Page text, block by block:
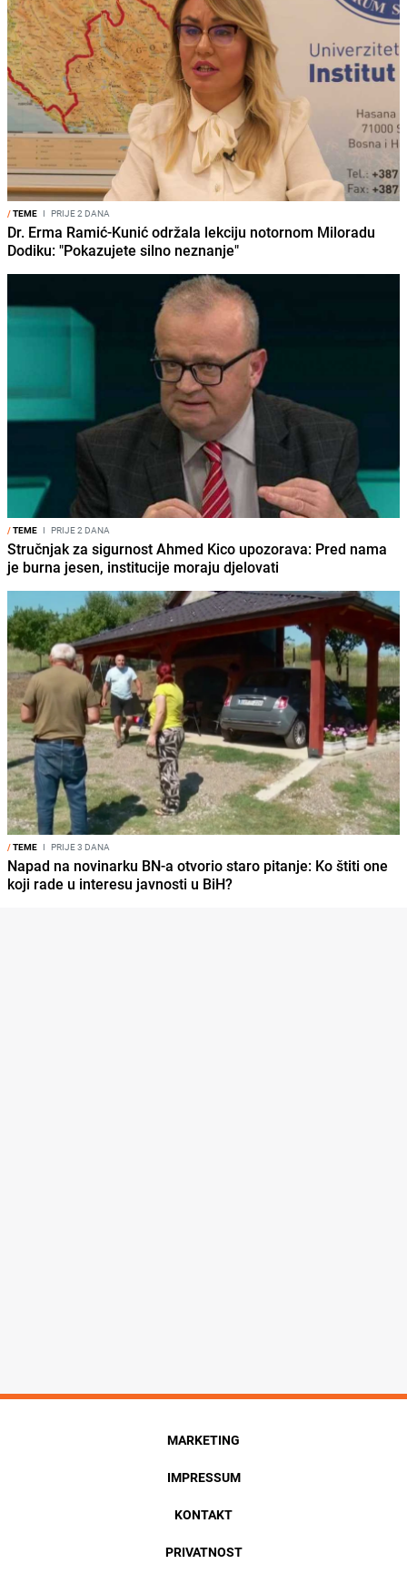
/TEME I PRIJE 2 DANA
Dr. Erma Ramić-Kunić održala lekciju notornom Miloradu
Dodiku: "Pokazujete silno neznanje"
/TEME I PRIJE 2 DANA
Stručnjak za sigurnost Ahmed Kico upozorava: Pred nama
je burna jesen, institucije moraju djelovati
/TEME I PRIJE 3 DANA
Napad na novinarku BN-a otvorio staro pitanje: Ko štiti one
koji rade u interesu javnosti u BiH?
MARKETING
IMPRESSUM
KONTAKT
PRIVATNOST